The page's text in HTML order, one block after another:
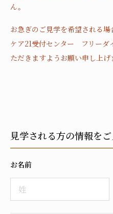
ん。
お急ぎのご見学を希望される
ケア21受付センター フリーダ
ただきますようお願い申し上げ
見学される方の情報をご
お名前